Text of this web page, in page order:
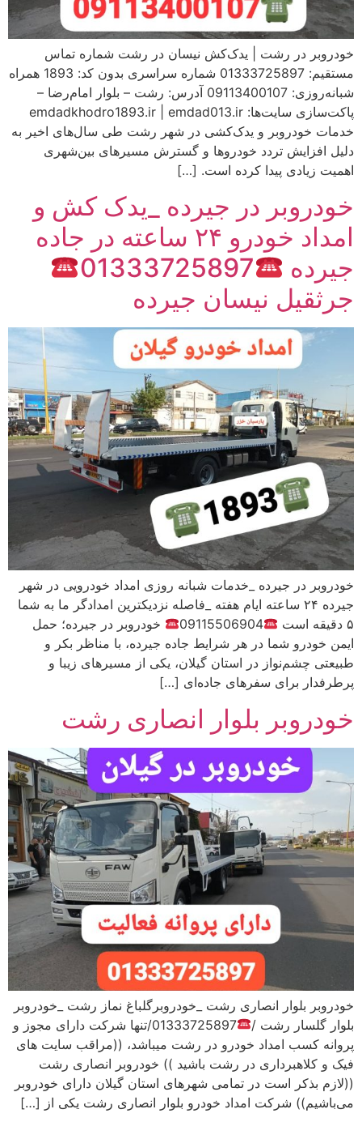
خودروبر در رشت | یدک‌کش نیسان در رشت شماره تماس
مستقیم: 01333725897 شماره سراسری بدون کد: 1893 همراه
شبانه‌روزی: 09113400107 آدرس: رشت – بلوار امام‌رضا –
پاکت‌سازی سایت‌ها: emdadkhodro1893.ir | emdad013.ir
خدمات خودروبر و یدک‌کشی در شهر رشت طی سال‌های اخیر به
دلیل افزایش تردد خودروها و گسترش مسیرهای بین‌شهری
اهمیت زیادی پیدا کرده است. […]
خودروبر در جیرده _یدک کش و
امداد خودرو ۲۴ ساعته در جاده
جیرده
01333725897
جرثقیل نیسان جیرده
خودروبر در جیرده _خدمات شبانه روزی امداد خودرویی در شهر
جیرده ۲۴ ساعته ایام هفته _فاصله نزدیکترین امدادگر ما به شما
۵ دقیقه است
09115506904
خودروبر در جیرده؛ حمل
ایمن خودرو شما در هر شرایط جاده جیرده، با مناظر بکر و
طبیعتی چشم‌نواز در استان گیلان، یکی از مسیرهای زیبا و
پرطرفدار برای سفرهای جاده‌ای […]
خودروبر بلوار انصاری رشت
خودروبر بلوار انصاری رشت _خودروبرگلباغ نماز رشت _خودروبر
بلوار گلسار رشت /
01333725897/تنها شرکت دارای مجوز و
پروانه کسب امداد خودرو در رشت میباشد، ((مراقب سایت های
فیک و کلاهبرداری در رشت باشید )) خودروبر انصاری رشت
((لازم بذکر است در تمامی شهرهای استان گیلان دارای خودروبر
می‌باشیم)) شرکت امداد خودرو بلوار انصاری رشت یکی از […]